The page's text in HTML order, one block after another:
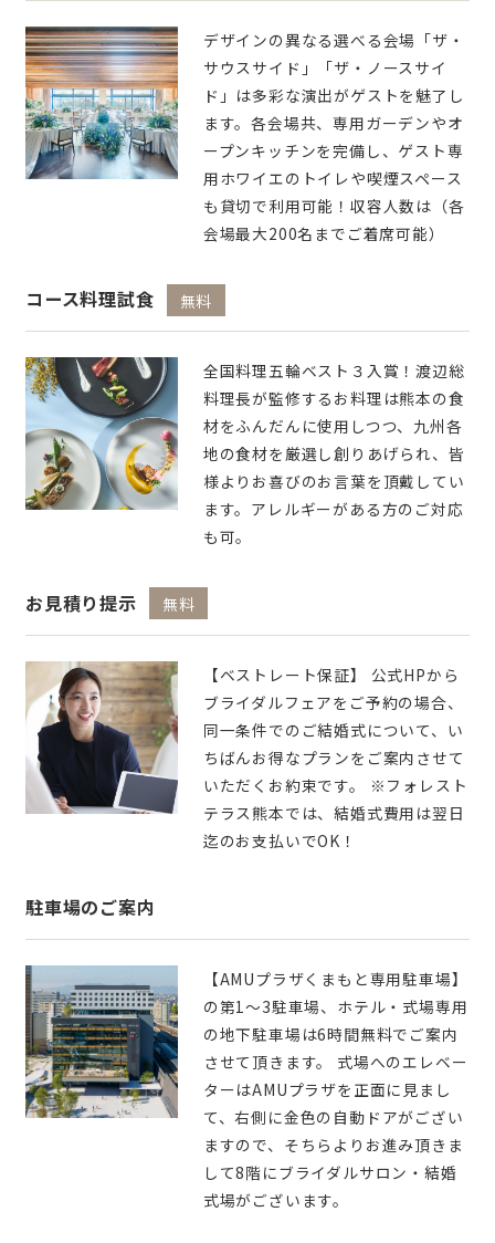
デザインの異なる選べる会場「ザ・
サウスサイド」「ザ・ノースサイ
ド」は多彩な演出がゲストを魅了し
ます。各会場共、専用ガーデンやオ
ープンキッチンを完備し、ゲスト専
用ホワイエのトイレや喫煙スペース
も貸切で利用可能！収容人数は（各
会場最大200名までご着席可能）
コース料理試食 無料
全国料理五輪ベスト３入賞！渡辺総
料理長が監修するお料理は熊本の食
材をふんだんに使用しつつ、九州各
地の食材を厳選し創りあげられ、皆
様よりお喜びのお言葉を頂戴してい
ます。アレルギーがある方のご対応
も可。
お見積り提示 無料
【ベストレート保証】 公式HPから
ブライダルフェアをご予約の場合、
同一条件でのご結婚式について、い
ちばんお得なプランをご案内させて
いただくお約束です。 ※フォレスト
テラス熊本では、結婚式費用は翌日
迄のお支払いでOK！
駐車場のご案内
【AMUプラザくまもと専用駐車場】
の第1～3駐車場、ホテル・式場専用
の地下駐車場は6時間無料でご案内
させて頂きます。 式場へのエレベー
ターはAMUプラザを正面に見まし
て、右側に金色の自動ドアがござい
ますので、そちらよりお進み頂きま
して8階にブライダルサロン・結婚
式場がございます。